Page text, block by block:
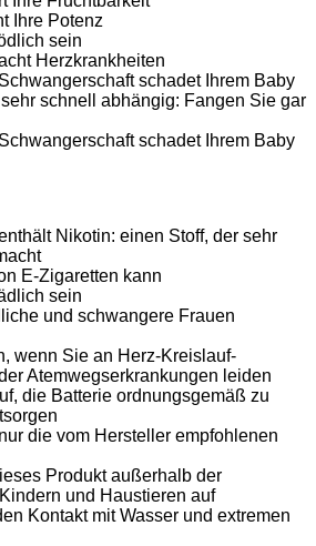
Ihre Potenz
sein
Herzkrankheiten
schadet Ihrem Baby
schnell abhängig: Fangen Sie gar
schadet Ihrem Baby
Nikotin: einen Stoff, der sehr
E-Zigaretten kann
sein
und schwangere Frauen
wenn Sie an Herz-Kreislauf-
Atemwegserkrankungen leiden
die Batterie ordnungsgemäß zu
die vom Hersteller empfohlenen
Produkt außerhalb der
und Haustieren auf
Kontakt mit Wasser und extremen